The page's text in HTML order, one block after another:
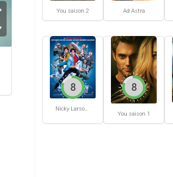
You saison 2 Ad Astra
8
You saison 1
8